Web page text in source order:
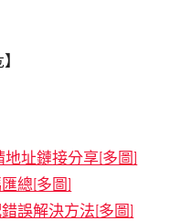
址鏈接分享[多圖]
總[多圖]
誤解決方法[多圖]